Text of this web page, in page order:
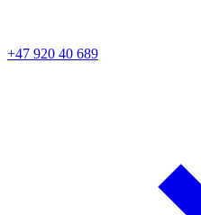
+47 920 40 689